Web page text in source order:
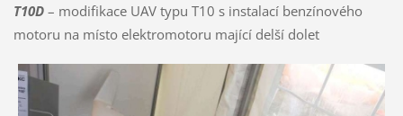
T10D – modifikace UAV typu T10 s instalací benzínového
motoru na místo elektromotoru mající delší dolet